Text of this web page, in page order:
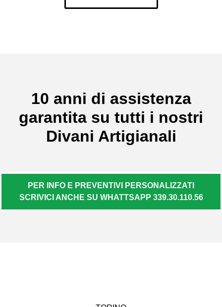
10 anni di assistenza
garantita su tutti i nostri
Divani Artigianali
PER INFO E PREVENTIVI PERSONALIZZATI
SCRIVICI ANCHE SU WHATTSAPP 339.30.110.56